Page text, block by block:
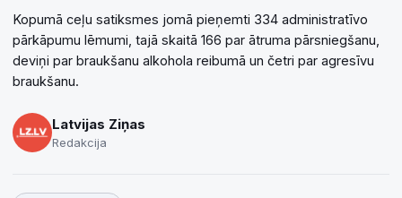
Kopumā ceļu satiksmes jomā pieņemti 334 administratīvo
pārkāpumu lēmumi, tajā skaitā 166 par ātruma pārsniegšanu,
deviņi par braukšanu alkohola reibumā un četri par agresīvu
braukšanu.
Latvijas Ziņas
Redakcija